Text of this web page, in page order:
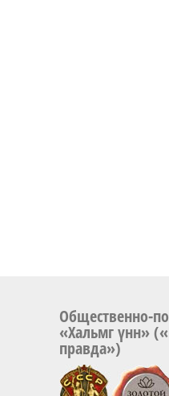
Общественно-
«Хальмг үнн»
правда»)